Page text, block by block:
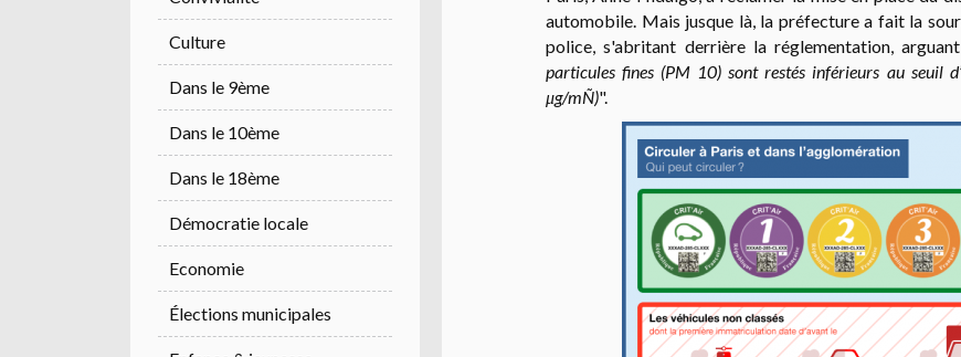
Culture
Dans le 9ème
Dans le 10ème
Dans le 18ème
Démocratie locale
Economie
Élections municipales
automobile. Mais jusque là, la préfecture a fait la
police, s'abritant derrière la réglementation,
particules fines (PM 10) sont restés inférieurs au seuil
μg/mÑ)".